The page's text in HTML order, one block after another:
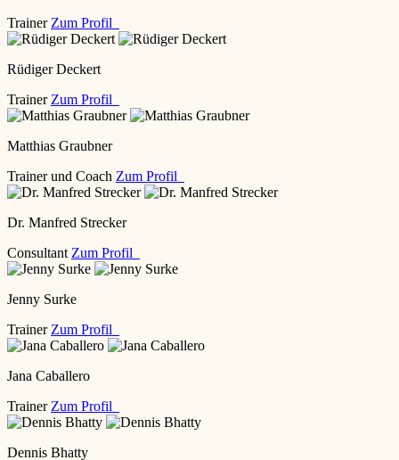
Trainer Zum Profil
Rüdiger Deckert
Trainer Zum Profil
Matthias Graubner
Trainer und Coach Zum Profil
Dr. Manfred Strecker
Consultant Zum Profil
Jenny Surke
Trainer Zum Profil
Jana Caballero
Trainer Zum Profil
Dennis Bhatty